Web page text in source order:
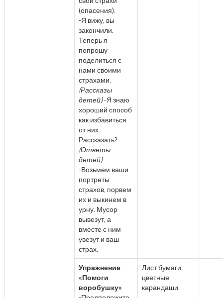
(опасения).
-Я вижу, вы
закончили.
Теперь я
попрошу
поделиться с
нами своими
страхами.
(Рассказы
детей)-Я знаю
хороший способ
как избавиться
от них.
Рассказать?
(Ответы
детей)
-Возьмем ваши
портреты
страхов, порвем
их и выкинем в
урну. Мусор
вывезут, а
вместе с ним
увезут и ваш
страх.
Упражнение
«Помоги
воробушку»
Лист бумаги,
цветные
карандаши.